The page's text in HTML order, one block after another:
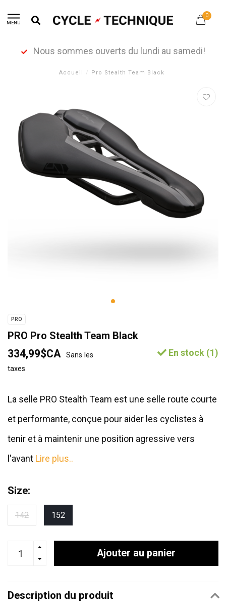
MENU
0
Nous sommes ouverts du lundi au samedi!
Accueil / Pro Stealth Team Black
PRO
PRO Pro Stealth Team Black
334,99$CA Sans les
taxes
En stock (1)
La selle PRO Stealth Team est une selle route courte
et performante, conçue pour aider les cyclistes à
tenir et à maintenir une position agressive vers
l'avant Lire plus..
Size:
142 152
Ajouter au panier
Description du produit